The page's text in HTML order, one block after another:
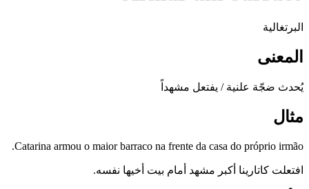
البرتغالية
المعنى
يُحدث ضجّة علنية / يفتعل مشهداً
مثال
Catarina armou o maior barraco na frente da casa do próprio irmão.
افتعلت كاتارينا أكبر مشهد أمام بيت أخيها نفسه.